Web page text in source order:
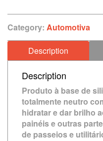
Category: Automotiva
Description
Description
Produto à base de
totalmente neutro
hidratar e dar brilho
painéis e outras
de passeios e